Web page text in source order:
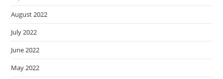
August 2022
July 2022
June 2022
May 2022